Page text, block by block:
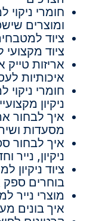
חומרי ניקוי
ומוצרים
ציוד
ציוד מקצועי
אריזות טייק
איכותיות
חומרי ניקוי
ניקיון
איך לבחור
מסעדות
איך לבחור
ניקיון,
ציוד ניקיון
בוחרים
מוצרי נייר
איך בונים